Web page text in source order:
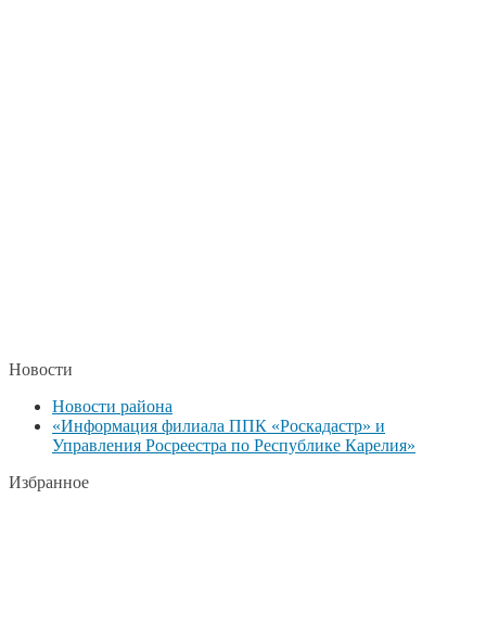
Новости
Новости района
«Информация филиала ППК «Роскадастр» и
Управления Росреестра по Республике Карелия»
Избранное